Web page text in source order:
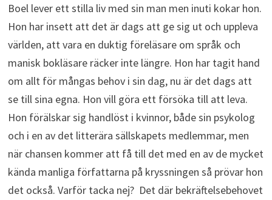
Boel lever ett stilla liv med sin man men inuti kokar hon.
Hon har insett att det är dags att ge sig ut och uppleva
världen, att vara en duktig föreläsare om språk och
manisk bokläsare räcker inte längre. Hon har tagit hand
om allt för mångas behov i sin dag, nu är det dags att
se till sina egna. Hon vill göra ett försöka till att leva.
Hon förälskar sig handlöst i kvinnor, både sin psykolog
och i en av det litterära sällskapets medlemmar, men
när chansen kommer att få till det med en av de mycket
kända manliga författarna på kryssningen så prövar hon
det också. Varför tacka nej? Det där bekräftelsebehovet